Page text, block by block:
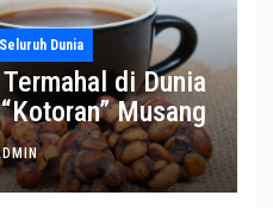
Dunia
di Dunia
Musang